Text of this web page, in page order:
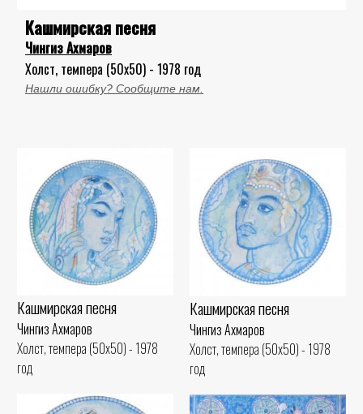
Кашмирская песня
Чингиз Ахмаров
Холст, темпера (50x50) - 1978 год
Нашли ошибку? Сообщите нам.
Кашмирская песня
Чингиз Ахмаров
Холст, темпера (50x50) - 1978
год
Кашмирская песня
Чингиз Ахмаров
Холст, темпера (50x50) - 1978
год